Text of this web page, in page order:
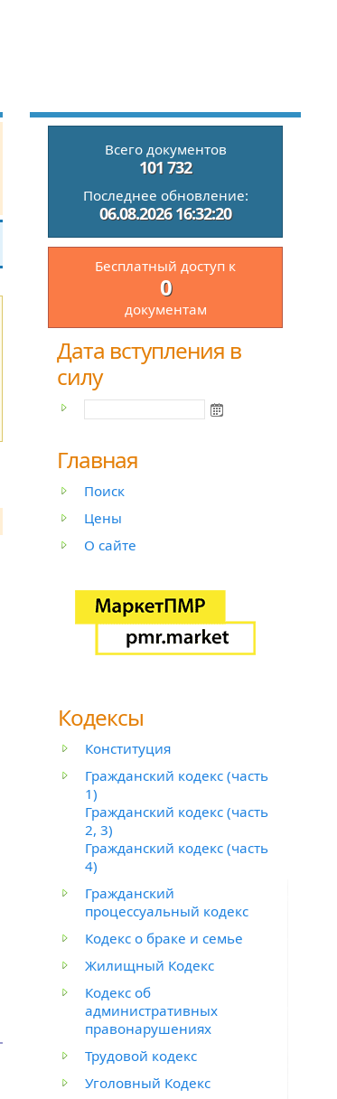
Всего документов
101 732
Последнее обновление:
06.08.2026 16:32:20
Бесплатный доступ к
0
документам
Дата вступления в
силу
Главная
Поиск
Цены
О сайте
Кодексы
Конституция
Гражданский кодекс (часть
1)
Гражданский кодекс (часть
2, 3)
Гражданский кодекс (часть
4)
Гражданский
процессуальный кодекс
Кодекс о браке и семье
Жилищный Кодекс
Кодекс об
административных
правонарушениях
Трудовой кодекс
Уголовный Кодекс